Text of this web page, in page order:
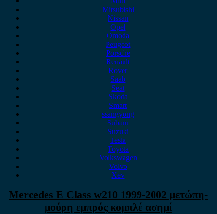
Mitsubishi
Nissan
Opel
Omoda
Peugeot
Porsche
Renault
Rover
Saab
Seat
Skoda
Smart
ssangyong
Subaru
Suzuki
Tesla
Toyota
Volkswagen
Volvo
Xev
Mercedes E Class w210 1999-2002 μετώπη-
μούρη εμπρός κομπλέ ασημί